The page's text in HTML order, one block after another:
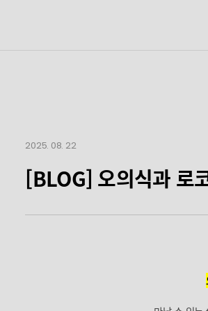
2025. 08. 22
[BLOG] 오의식과 로